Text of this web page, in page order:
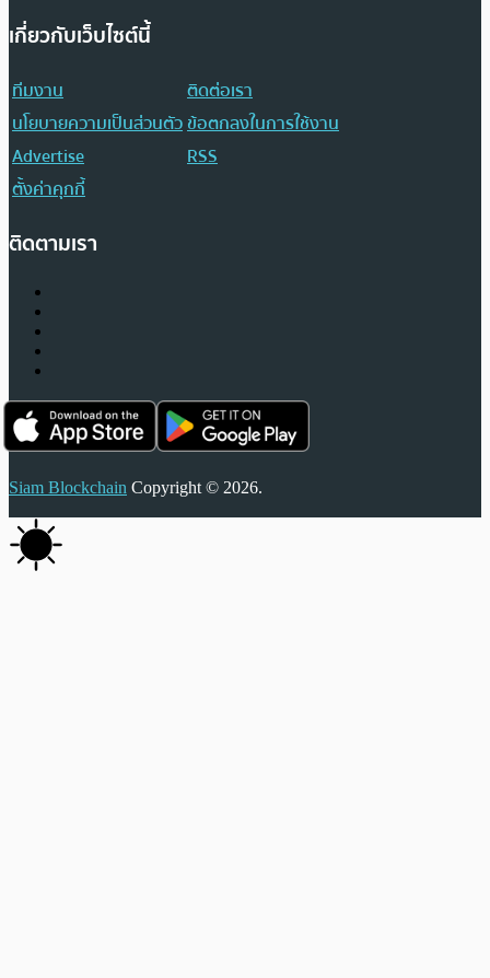
เกี่ยวกับเว็บไซต์นี้
ทีมงาน
ติดต่อเรา
นโยบายความเป็นส่วนตัวข้อตกลงในการใช้งาน
Advertise
RSS
ตั้งค่าคุกกี้
ติดตามเรา
Siam Blockchain Copyright © 2026.